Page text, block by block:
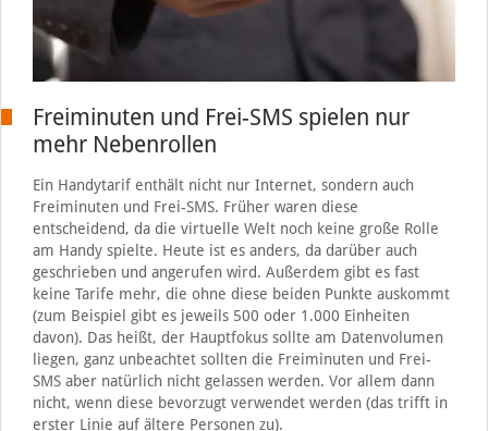
Freiminuten und Frei-SMS spielen nur
mehr Nebenrollen
Ein Handytarif enthält nicht nur Internet, sondern auch
Freiminuten und Frei-SMS. Früher waren diese
entscheidend, da die virtuelle Welt noch keine große Rolle
am Handy spielte. Heute ist es anders, da darüber auch
geschrieben und angerufen wird. Außerdem gibt es fast
keine Tarife mehr, die ohne diese beiden Punkte auskommt
(zum Beispiel gibt es jeweils 500 oder 1.000 Einheiten
davon). Das heißt, der Hauptfokus sollte am Datenvolumen
liegen, ganz unbeachtet sollten die Freiminuten und Frei-
SMS aber natürlich nicht gelassen werden. Vor allem dann
nicht, wenn diese bevorzugt verwendet werden (das trifft in
erster Linie auf ältere Personen zu).